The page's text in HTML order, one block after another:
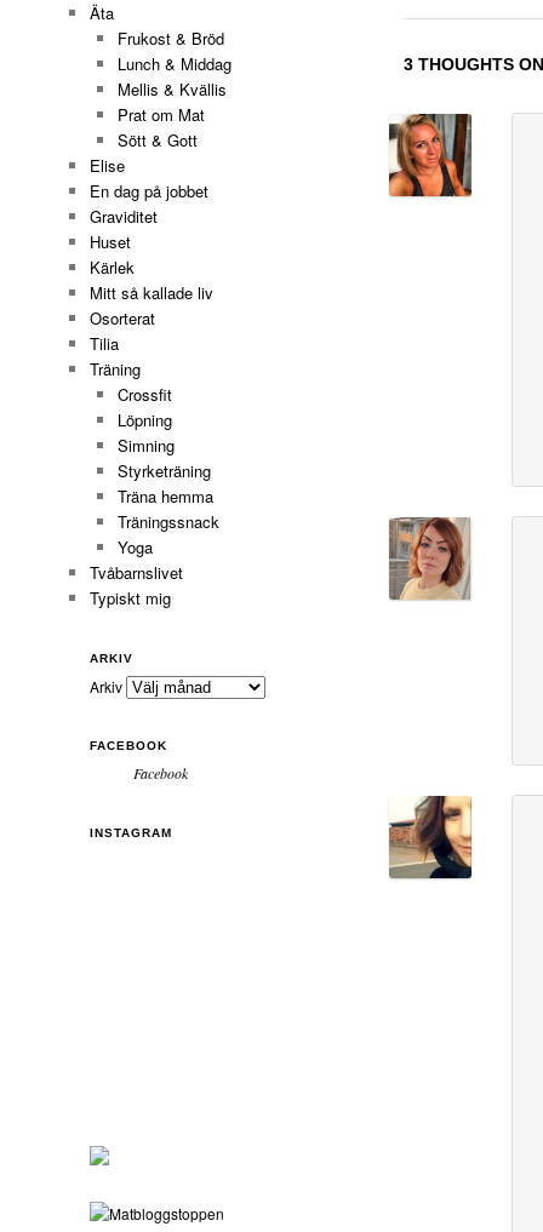
3 THOUGHTS
Äta
Frukost & Bröd
Lunch & Middag
Mellis & Kvällis
Prat om Mat
Sött & Gott
Elise
En dag på jobbet
Graviditet
Huset
Kärlek
Mitt så kallade liv
Osorterat
Tilia
Träning
Crossfit
Löpning
Simning
Styrketräning
Träna hemma
Träningssnack
Yoga
Tvåbarnslivet
Typiskt mig
ARKIV
Arkiv
FACEBOOK
Facebook
INSTAGRAM